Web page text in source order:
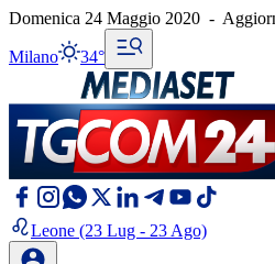
Domenica 24 Maggio 2020 -
Milano 34°
Leone (23 Lug - 23 Ago)